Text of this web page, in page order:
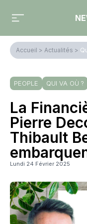
Accueil > Actualités >
PEOPLE QUI VA OÙ ?
La
Pierre
Thibault
Lundi 24 Février 2025